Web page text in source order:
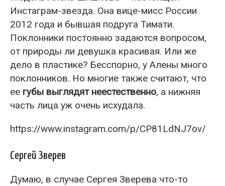
Инстаграм-звезда. Она вице-мисс России
2012 года и бывшая подруга Тимати.
Поклонники постоянно задаются вопросом,
от природы ли девушка красивая. Или же
дело в пластике? Бесспорно, у Алены много
поклонников. Но многие также считают, что
ее губы выглядят неестественно, а нижняя
часть лица уж очень исхудала.
https://www.instagram.com/p/CP81LdNJ7ov/
Сергей Зверев
Думаю, в случае Сергея Зверева что-то